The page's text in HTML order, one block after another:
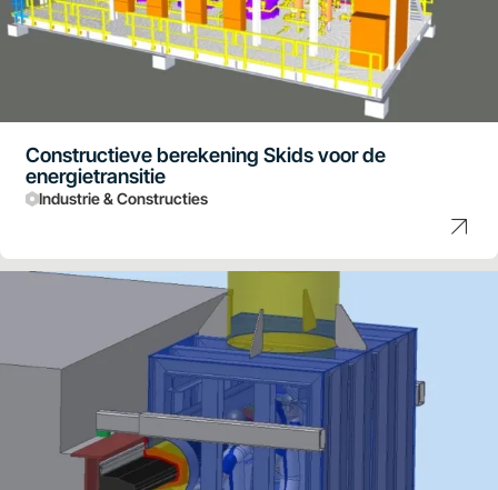
Constructieve berekening Skids voor de
energietransitie
Industrie & Constructies